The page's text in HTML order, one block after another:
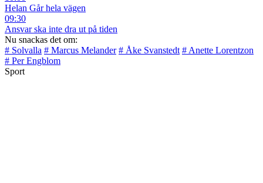
Helan Går hela vägen
09:30
Ansvar ska inte dra ut på tiden
Nu snackas det om:
# Solvalla # Marcus Melander # Åke Svanstedt # Anette Lorentzon
# Per Engblom
Sport